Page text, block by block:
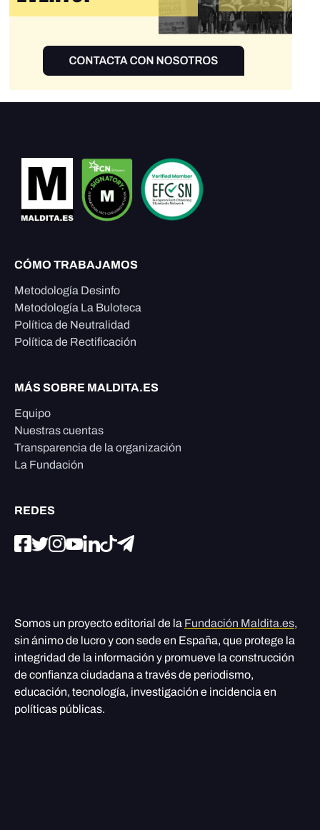
CÓMO TRABAJAMOS
Metodología Desinfo
Metodología La Buloteca
Política de Neutralidad
Política de Rectificación
MÁS SOBRE MALDITA.ES
Equipo
Nuestras cuentas
Transparencia de la organización
La Fundación
REDES
Somos un proyecto editorial de la Fundación Maldita.es,
sin ánimo de lucro y con sede en España, que protege la
integridad de la información y promueve la construcción
de confianza ciudadana a través de periodismo,
educación, tecnología, investigación e incidencia en
políticas públicas.